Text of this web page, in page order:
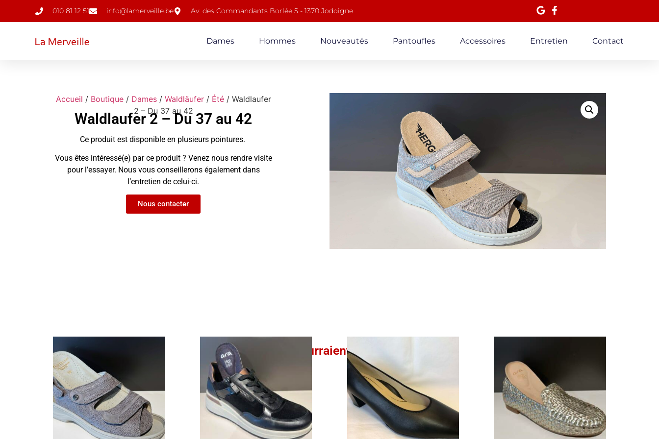
010 81 12 51 info@lamerveille.be Av. des Commandants Borlée 5 - 1370 Jodoigne
Dames Hommes Nouveautés Pantoufles Accessoires Entretien Contact
Accueil / Boutique/ Dames/ Waldläufer/ Été/ Waldlaufer
2 – Du 37 au 42
Waldlaufer 2 – Du 37 au 42
Ce produit est disponible en plusieurs pointures.
Vous êtes intéressé(e) par ce produit ? Venez nous rendre visite
pour l’essayer. Nous vous conseillerons également dans
l’entretien de celui-ci.
Nous contacter
Ces produits pourraient vous intéresser